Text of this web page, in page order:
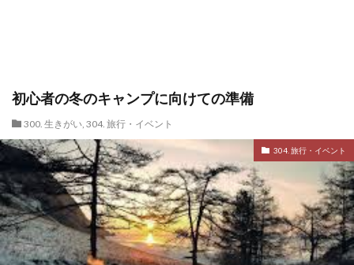
初心者の冬のキャンプに向けての準備
300. 生きがい, 304. 旅行・イベント
304. 旅行・イベント